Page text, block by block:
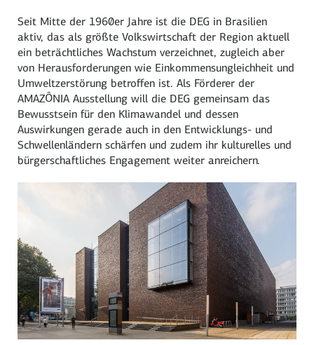
Seit Mitte der 1960er Jahre ist die DEG in Brasilien
aktiv, das als größte Volkswirtschaft der Region aktuell
ein beträchtliches Wachstum verzeichnet, zugleich aber
von Herausforderungen wie Einkommensungleichheit und
Umweltzerstörung betroffen ist. Als Förderer der
AMAZÔNIA Ausstellung will die DEG gemeinsam das
Bewusstsein für den Klimawandel und dessen
Auswirkungen gerade auch in den Entwicklungs- und
Schwellenländern schärfen und zudem ihr kulturelles und
bürgerschaftliches Engagement weiter anreichern.